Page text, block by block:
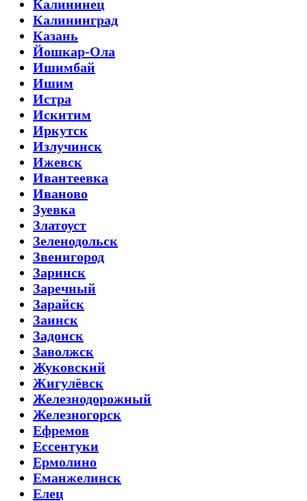
Калининец
Калининград
Казань
Йошкар-Ола
Ишимбай
Ишим
Истра
Искитим
Иркутск
Излучинск
Ижевск
Ивантеевка
Иваново
Зуевка
Златоуст
Зеленодольск
Звенигород
Заринск
Заречный
Зарайск
Заинск
Задонск
Заволжск
Жуковский
Жигулёвск
Железнодорожный
Железногорск
Ефремов
Ессентуки
Ермолино
Еманжелинск
Елец